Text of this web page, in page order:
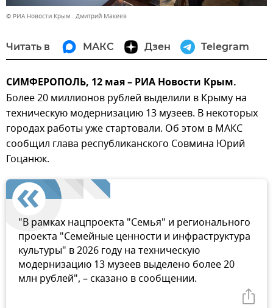
© РИА Новости Крым . Дмитрий Макеев
Читать в МАКС Дзен Telegram
СИМФЕРОПОЛЬ, 12 мая – РИА Новости Крым.
Более 20 миллионов рублей выделили в Крыму на
техническую модернизацию 13 музеев. В некоторых
городах работы уже стартовали. Об этом в МАКС
сообщил глава республиканского Совмина Юрий
Гоцанюк.
"В рамках нацпроекта "Семья" и регионального
проекта "Семейные ценности и инфраструктура
культуры" в 2026 году на техническую
модернизацию 13 музеев выделено более 20
млн рублей", – сказано в сообщении.